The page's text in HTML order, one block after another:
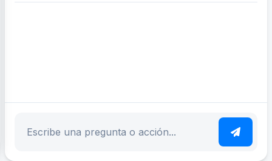
Escribe tu pregunta